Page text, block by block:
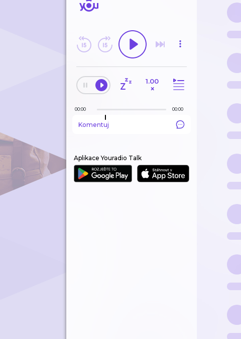
1.00
×
00:00 00:00
Komentuj
Aplikace Youradio Talk